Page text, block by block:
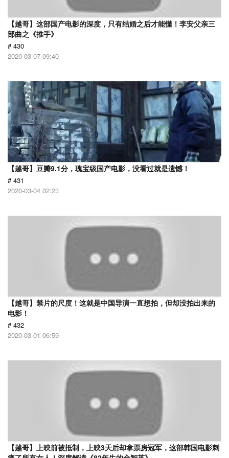
【越哥】这部国产电影的深度，只有结婚之后才能懂！李安父亲三
部曲之《推手》
# 430
2020-03-07 09:40
【越哥】豆瓣9.1分，瑰宝级国产电影，没看过就是遗憾！
# 431
2020-03-04 02:23
【越哥】禁片的尺度！这就是中国导演一直想拍，但却没拍出来的
电影！
# 432
2020-03-01 06:59
【越哥】上映前被抵制，上映3天后却拿票房冠军，这部韩国电影刺